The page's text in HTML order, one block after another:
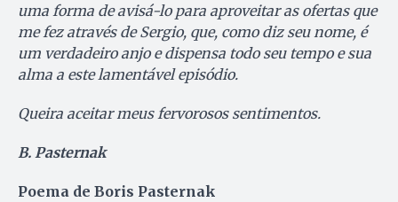
uma forma de avisá-lo para aproveitar as ofertas que
me fez através de Sergio, que, como diz seu nome, é
um verdadeiro anjo e dispensa todo seu tempo e sua
alma a este lamentável episódio.
Queira aceitar meus fervorosos sentimentos.
B. Pasternak
Poema de Boris Pasternak